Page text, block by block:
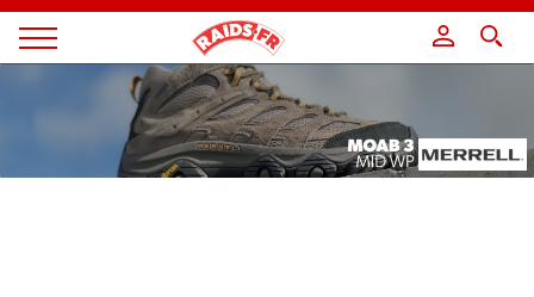
Magazine
Panneau de gestion des cookies